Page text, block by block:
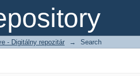
- Digitálny repozitár → Search